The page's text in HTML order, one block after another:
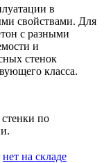
в
свойствами. Для
с разными
и
стенок
класса.
по
нет на складе